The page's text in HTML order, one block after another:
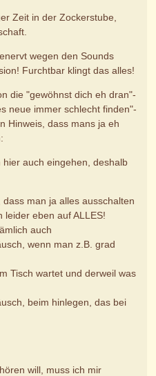
Zeit in der Zockerstube,
wegen den Sounds
Furchtbar klingt das alles!
die "gewöhnst dich eh dran"-
neue immer schlecht finden"-
Hinweis, dass mans ja eh
hier auch eingehen, deshalb
dass man ja alles ausschalten
leider eben auf ALLES!
auch
wenn man z.B. grad
Tisch wartet und derweil was
beim hinlegen, das bei
will, muss ich mir